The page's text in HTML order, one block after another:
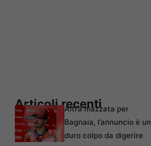
Articoli recenti
Altra mazzata per
Bagnaia, l’annuncio è un
duro colpo da digerire